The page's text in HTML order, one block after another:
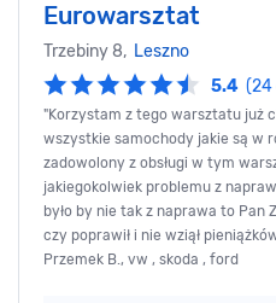
Eurowarsztat
Trzebiny 8, Leszno
5.4 (24
"Korzystam z tego warsztatu już
wszystkie samochody jakie są w
zadowolony z obsługi w tym
jakiegokolwiek problemu z
było by nie tak z naprawa to Pan
czy poprawił i nie wziął
Przemek B., vw , skoda , ford